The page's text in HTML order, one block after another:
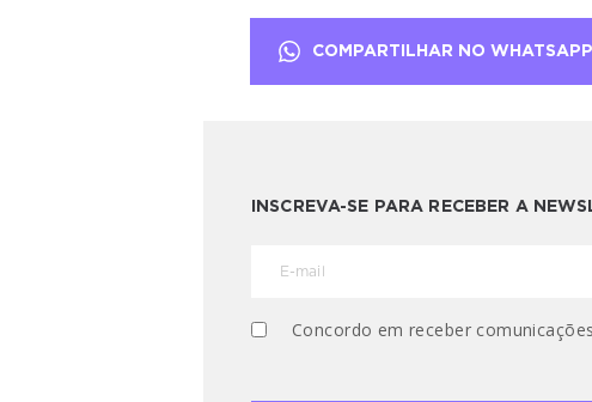
COMPARTILHAR NO WHATSAPP
INSCREVA-SE PARA RECEBER A
Concordo em receber